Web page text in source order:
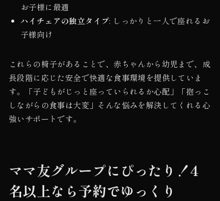
お子様に最適
ハイチェアの独立タイプ: しっかりと一人で座れるお
子様向け
これらの椅子があることで、赤ちゃんから幼児まで、成
長段階に応じた安全で快適な食事環境を提供していま
す。「子どもがじっと座っていられるか心配」「抱っこ
しながらの食事は大変」そんな悩みを解決してくれる心
強いサポートです。
ママ友グループにぴったり！4
名以上なら予約でゆっくり